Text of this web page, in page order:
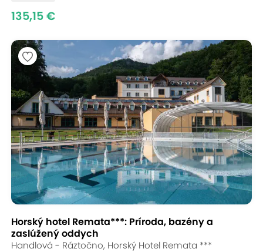
135,15 €
Horský hotel Remata***: Príroda, bazény a
zaslúžený oddych
Handlová - Ráztočno, Horský Hotel Remata ***